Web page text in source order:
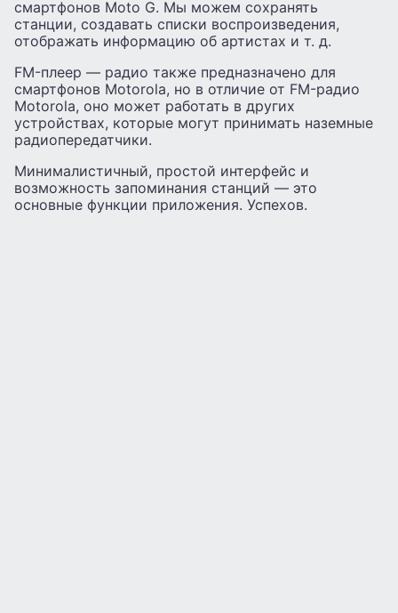
смартфонов Moto G. Мы можем сохранять
станции, создавать списки воспроизведения,
отображать информацию об артистах и т. д.
FM-плеер — радио также предназначено для
смартфонов Motorola, но в отличие от FM-радио
Motorola, оно может работать в других
устройствах, которые могут принимать наземные
радиопередатчики.
Минималистичный, простой интерфейс и
возможность запоминания станций — это
основные функции приложения. Успехов.